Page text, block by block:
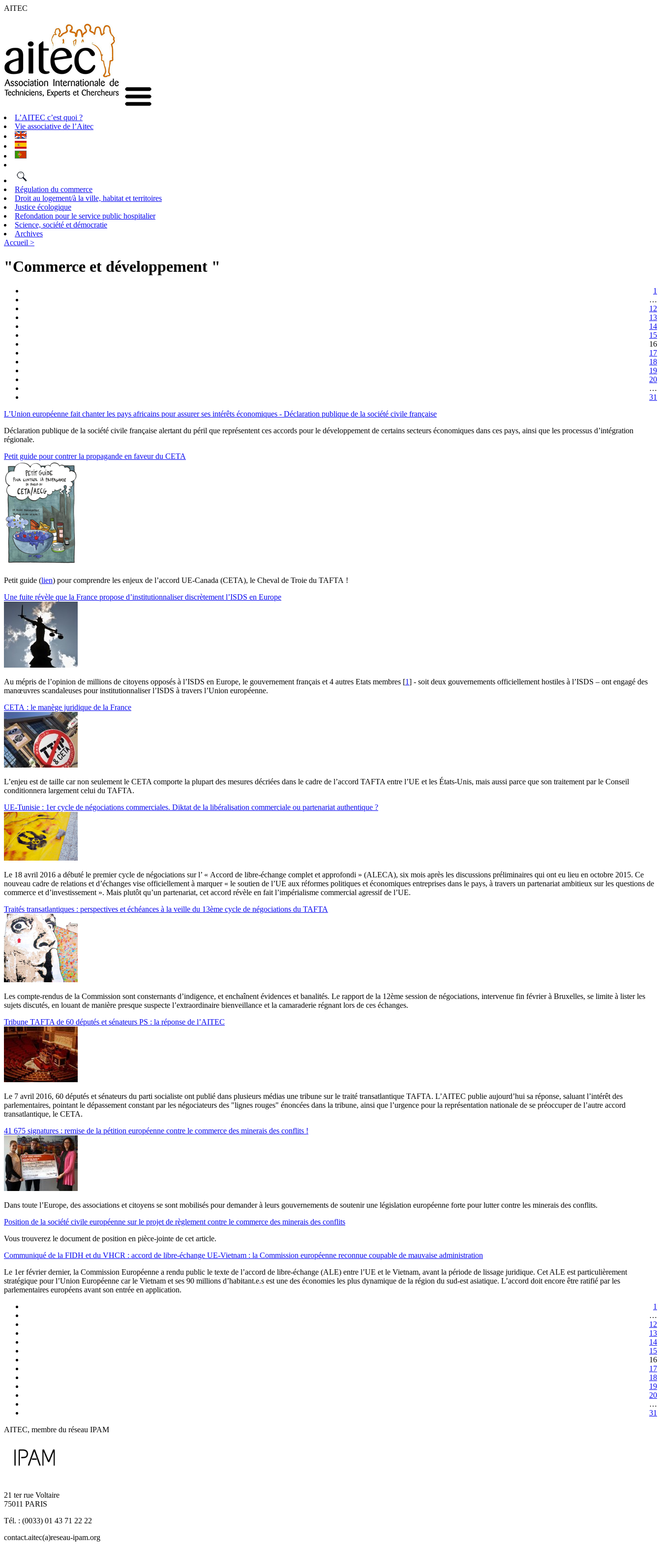
AITEC
L’AITEC c’est quoi ?
Vie associative de l’Aitec
Régulation du commerce
Droit au logement/à la ville, habitat et territoires
Justice écologique
Refondation pour le service public hospitalier
Science, société et démocratie
Archives
Accueil >
"Commerce et développement "
1
…
12
13
14
15
16
17
18
19
20
…
31
L’Union européenne fait chanter les pays africains pour assurer ses intérêts économiques - Déclaration publique de la société civile française
Déclaration publique de la société civile française alertant du péril que représentent ces accords pour le développement de certains secteurs économiques dans ces pays, ainsi que les processus d’intégration
régionale.
Petit guide pour contrer la propagande en faveur du CETA
Petit guide (lien) pour comprendre les enjeux de l’accord UE-Canada (CETA), le Cheval de Troie du TAFTA !
Une fuite révèle que la France propose d’institutionnaliser discrètement l’ISDS en Europe
Au mépris de l’opinion de millions de citoyens opposés à l’ISDS en Europe, le gouvernement français et 4 autres Etats membres [1] - soit deux gouvernements officiellement hostiles à l’ISDS – ont engagé des
manœuvres scandaleuses pour institutionnaliser l’ISDS à travers l’Union européenne.
CETA : le manège juridique de la France
L’enjeu est de taille car non seulement le CETA comporte la plupart des mesures décriées dans le cadre de l’accord TAFTA entre l’UE et les États-Unis, mais aussi parce que son traitement par le Conseil
conditionnera largement celui du TAFTA.
UE-Tunisie : 1er cycle de négociations commerciales. Diktat de la libéralisation commerciale ou partenariat authentique ?
Le 18 avril 2016 a débuté le premier cycle de négociations sur l’ « Accord de libre-échange complet et approfondi » (ALECA), six mois après les discussions préliminaires qui ont eu lieu en octobre 2015. Ce
nouveau cadre de relations et d’échanges vise officiellement à marquer « le soutien de l’UE aux réformes politiques et économiques entreprises dans le pays, à travers un partenariat ambitieux sur les questions de
commerce et d’investissement ». Mais plutôt qu’un partenariat, cet accord révèle en fait l’impérialisme commercial agressif de l’UE.
Traités transatlantiques : perspectives et échéances à la veille du 13ème cycle de négociations du TAFTA
Les compte-rendus de la Commission sont consternants d’indigence, et enchaînent évidences et banalités. Le rapport de la 12ème session de négociations, intervenue fin février à Bruxelles, se limite à lister les
sujets discutés, en louant de manière presque suspecte l’extraordinaire bienveillance et la camaraderie régnant lors de ces échanges.
Tribune TAFTA de 60 députés et sénateurs PS : la réponse de l’AITEC
Le 7 avril 2016, 60 députés et sénateurs du parti socialiste ont publié dans plusieurs médias une tribune sur le traité transatlantique TAFTA. L’AITEC publie aujourd’hui sa réponse, saluant l’intérêt des
parlementaires, pointant le dépassement constant par les négociateurs des "lignes rouges" énoncées dans la tribune, ainsi que l’urgence pour la représentation nationale de se préoccuper de l’autre accord
transatlantique, le CETA.
41 675 signatures : remise de la pétition européenne contre le commerce des minerais des conflits !
Dans toute l’Europe, des associations et citoyens se sont mobilisés pour demander à leurs gouvernements de soutenir une législation européenne forte pour lutter contre les minerais des conflits.
Position de la société civile européenne sur le projet de règlement contre le commerce des minerais des conflits
Vous trouverez le document de position en pièce-jointe de cet article.
Communiqué de la FIDH et du VHCR : accord de libre-échange UE-Vietnam : la Commission européenne reconnue coupable de mauvaise administration
Le 1er février dernier, la Commission Européenne a rendu public le texte de l’accord de libre-échange (ALE) entre l’UE et le Vietnam, avant la période de lissage juridique. Cet ALE est particulièrement
stratégique pour l’Union Européenne car le Vietnam et ses 90 millions d’habitant.e.s est une des économies les plus dynamique de la région du sud-est asiatique. L’accord doit encore être ratifié par les
parlementaires européens avant son entrée en application.
1
…
12
13
14
15
16
17
18
19
20
…
31
AITEC, membre du réseau IPAM
21 ter rue Voltaire
75011 PARIS
Tél. : (0033) 01 43 71 22 22
contact.aitec(a)reseau-ipam.org